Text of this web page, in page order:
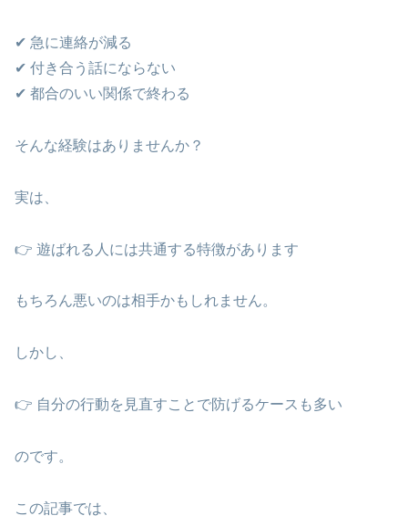
✔ 急に連絡が減る
✔ 付き合う話にならない
✔ 都合のいい関係で終わる
そんな経験はありませんか？
実は、
👉 遊ばれる人には共通する特徴があります
もちろん悪いのは相手かもしれません。
しかし、
👉 自分の行動を見直すことで防げるケースも多い
のです。
この記事では、